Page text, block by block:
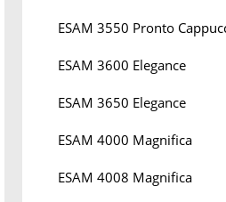
ESAM 3550 Pronto
ESAM 3600 Elegance
ESAM 3650 Elegance
ESAM 4000 Magnifica
ESAM 4008 Magnifica